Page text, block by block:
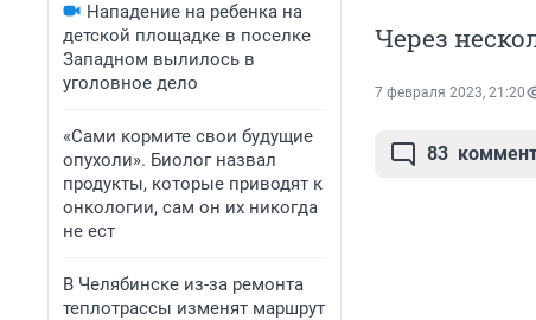
Нападение на ребенка на
детской площадке в поселке
Западном вылилось в
уголовное дело
«Сами кормите свои будущие
опухоли». Биолог назвал
продукты, которые приводят к
онкологии, сам он их никогда
не ест
В Челябинске из-за ремонта
теплотрассы изменят маршрут
Через
7 февраля 2023, 21:20
83